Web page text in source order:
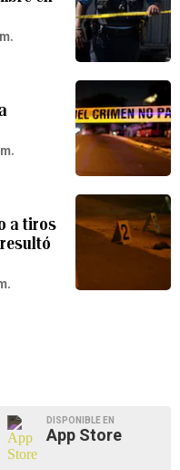
a tiros
DISPONIBLE EN
App Store